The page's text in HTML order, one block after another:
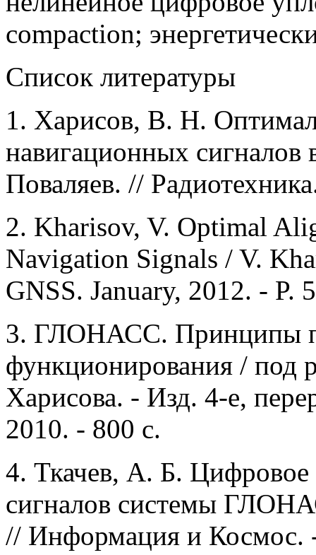
compaction;
Список литературы
1. Харисов, В. Н.
навигационных
Поваляев. //
2. Kharisov, V. Optimal
Navigation Signals / V.
GNSS. January, 2012. - P.
3. ГЛОНАСС. Принципы
функционирования /
Харисова. - Изд. 4-е,
2010. - 800 с.
4. Ткачев, А. Б.
сигналов системы
// Информация и